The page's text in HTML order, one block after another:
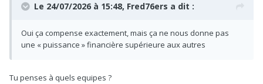
Le 24/07/2026 à 15:48, Fred76ers a dit :
Oui ça compense exactement, mais ça ne nous donne pas
une « puissance » financière supérieure aux autres
Tu penses à quels equipes ?